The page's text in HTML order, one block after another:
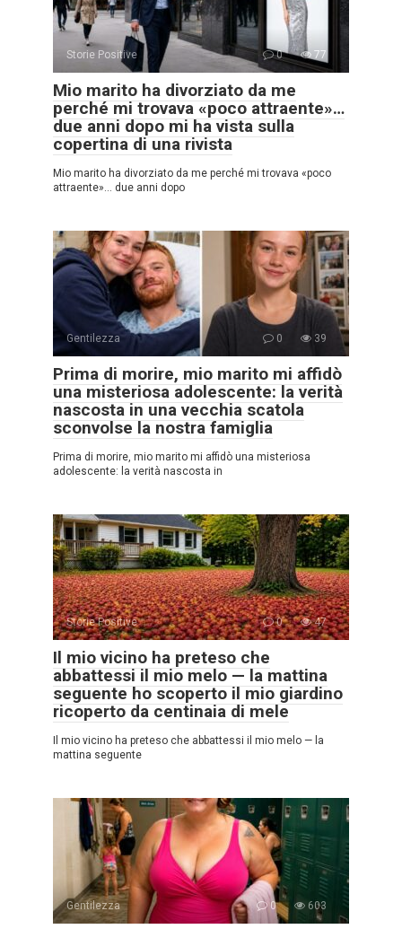
Storie Positive 0 77
Mio marito ha divorziato da me
perché mi trovava «poco attraente»…
due anni dopo mi ha vista sulla
copertina di una rivista
Mio marito ha divorziato da me perché mi trovava «poco
attraente»… due anni dopo
Gentilezza 0 39
Prima di morire, mio marito mi affidò
una misteriosa adolescente: la verità
nascosta in una vecchia scatola
sconvolse la nostra famiglia
Prima di morire, mio marito mi affidò una misteriosa
adolescente: la verità nascosta in
Storie Positive 0 47
Il mio vicino ha preteso che
abbattessi il mio melo — la mattina
seguente ho scoperto il mio giardino
ricoperto da centinaia di mele
Il mio vicino ha preteso che abbattessi il mio melo — la
mattina seguente
Gentilezza 0 603